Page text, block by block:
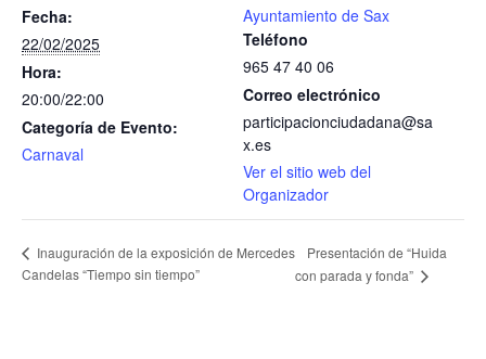
Fecha:
22/02/2025
Hora:
20:00/22:00
Categoría de Evento:
Carnaval
Ayuntamiento de Sax
Teléfono
965 47 40 06
Correo electrónico
participacionciudadana@sa
x.es
Ver el sitio web del
Organizador
Inauguración de la exposición de Mercedes
Candelas “Tiempo sin tiempo”
Presentación de “Huida
con parada y fonda”